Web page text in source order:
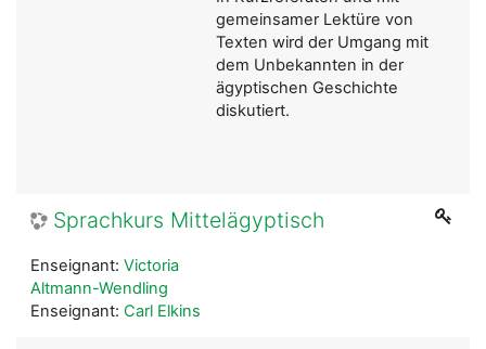
gemeinsamer Lektüre von
Texten wird der Umgang mit
dem Unbekannten in der
ägyptischen Geschichte
diskutiert.
Sprachkurs Mittelägyptisch
Enseignant: Victoria
Altmann-Wendling
Enseignant: Carl Elkins